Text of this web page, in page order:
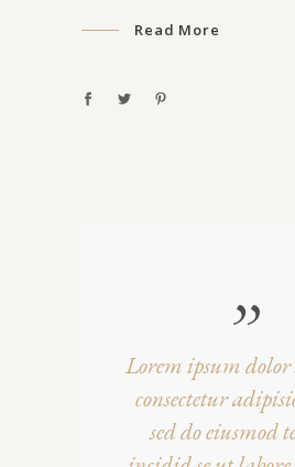
Read More
Lorem ipsum dolor
consectetur
sed do eiusmod